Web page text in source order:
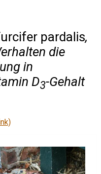
pardalis,
die
in
D3-Gehalt